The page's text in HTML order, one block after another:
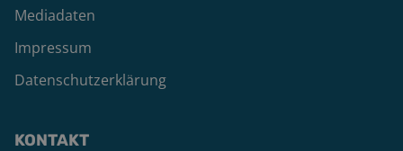
Mediadaten
Impressum
Datenschutzerklärung
KONTAKT